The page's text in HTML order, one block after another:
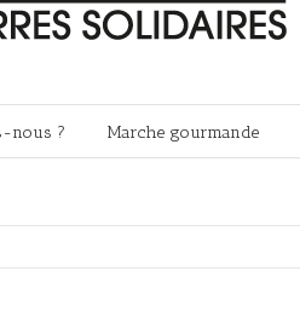
nous ? Marche gourmande